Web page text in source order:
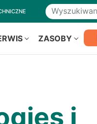
Wyszukiwanie
ZASOBY
i